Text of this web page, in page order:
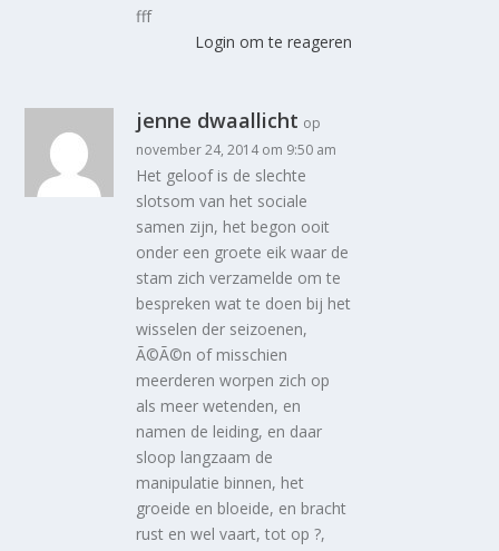
fff
Login om te reageren
jenne dwaallicht op
november 24, 2014 om 9:50 am
Het geloof is de slechte
slotsom van het sociale
samen zijn, het begon ooit
onder een groete eik waar de
stam zich verzamelde om te
bespreken wat te doen bij het
wisselen der seizoenen,
Ã©Ã©n of misschien
meerderen worpen zich op
als meer wetenden, en
namen de leiding, en daar
sloop langzaam de
manipulatie binnen, het
groeide en bloeide, en bracht
rust en wel vaart, tot op ?,